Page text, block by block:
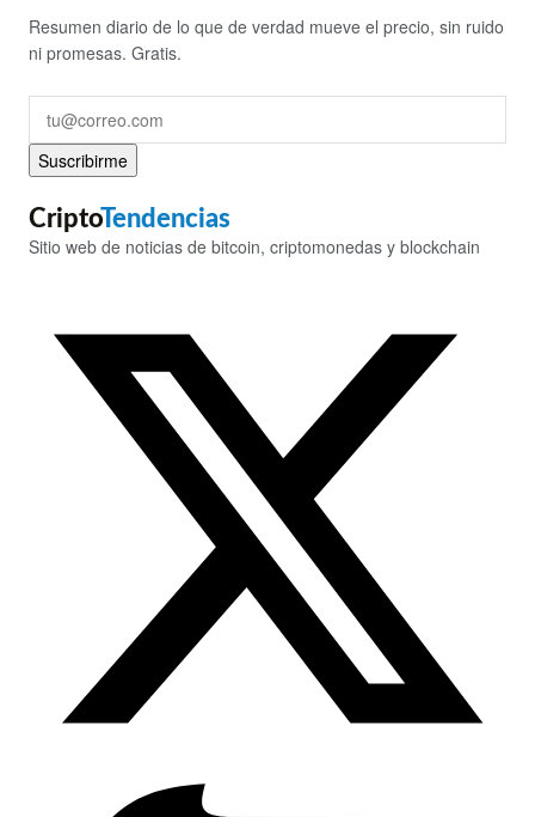
Resumen diario de lo que de verdad mueve el precio, sin ruido
ni promesas. Gratis.
Suscribirme
CriptoTendencias
Sitio web de noticias de bitcoin, criptomonedas y blockchain